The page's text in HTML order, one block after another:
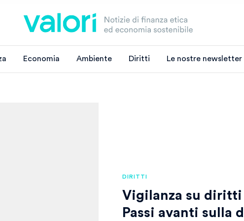
Economia Ambiente Diritti Le nostre newsletter
DIRITTI
Vigilanza su
Passi avanti sulla